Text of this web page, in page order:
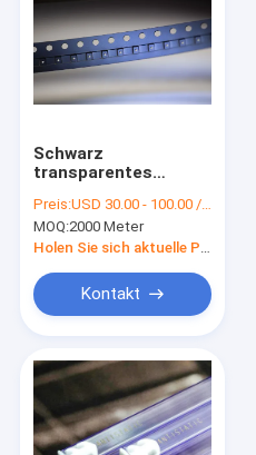
Schwarz
transparentes
dauerhaftes ESD-
Sicher, für SMD/SMT-
Komponentenverpackungen
Preis:USD 30.00 - 100.00 / Roll
MOQ:2000 Meter
Kontakt